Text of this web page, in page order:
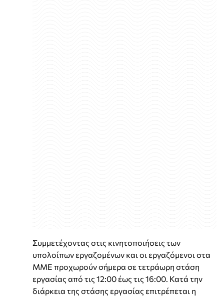
Συμμετέχοντας στις κινητοποιήσεις των
υπολοίπων εργαζομένων και οι εργαζόμενοι στα
ΜΜΕ προχωρούν σήμερα σε τετράωρη στάση
εργασίας από τις 12:00 έως τις 16:00. Κατά την
διάρκεια της στάσης εργασίας επιτρέπεται η